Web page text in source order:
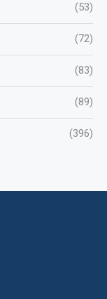
(53)
(72)
(83)
(89)
(396)